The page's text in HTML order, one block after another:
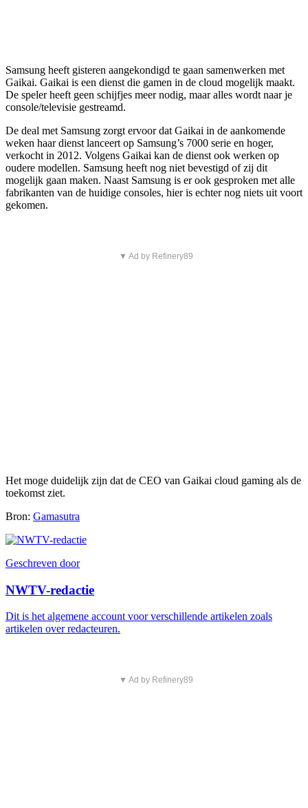
Samsung heeft gisteren aangekondigd te gaan samenwerken met
Gaikai. Gaikai is een dienst die gamen in de cloud mogelijk maakt.
De speler heeft geen schijfjes meer nodig, maar alles wordt naar je
console/televisie gestreamd.
De deal met Samsung zorgt ervoor dat Gaikai in de aankomende
weken haar dienst lanceert op Samsung’s 7000 serie en hoger,
verkocht in 2012. Volgens Gaikai kan de dienst ook werken op
oudere modellen. Samsung heeft nog niet bevestigd of zij dit
mogelijk gaan maken. Naast Samsung is er ook gesproken met alle
fabrikanten van de huidige consoles, hier is echter nog niets uit voort
gekomen.
▼ Ad by Refinery89
Het moge duidelijk zijn dat de CEO van Gaikai cloud gaming als de
toekomst ziet.
Bron: Gamasutra
Geschreven door
NWTV-redactie
Dit is het algemene account voor verschillende artikelen zoals
artikelen over redacteuren.
▼ Ad by Refinery89